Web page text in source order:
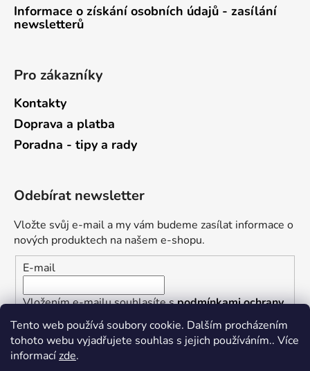
Tento web používá soubory cookie. Dalším procházením
tohoto webu vyjadřujete souhlas s jejich používáním.. Více
informacízde.
Informace o získání osobních údajů - zasílání
newsletterů
Pro zákazníky
Kontakty
Doprava a platba
Poradna - tipy a rady
Odebírat newsletter
Vložte svůj e-mail a my vám budeme zasílat informace o
nových produktech na našem e-shopu.
E-mail
Vložením e-mailu souhlasíte spodmínkami ochrany
osobních údajů
PŘIHLÁSIT SE